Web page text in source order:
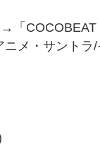
「COCOBEAT
ニメ・サント